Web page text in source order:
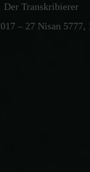
Der Transkribierer
– 27 Nisan 5777,